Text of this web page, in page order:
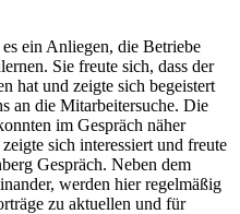
ein Anliegen, die Betriebe
Sie freute sich, dass der
hat und zeigte sich begeistert
an die Mitarbeitersuche. Die
im Gespräch näher
sich interessiert und freute
Gespräch. Neben dem
werden hier regelmäßig
zu aktuellen und für